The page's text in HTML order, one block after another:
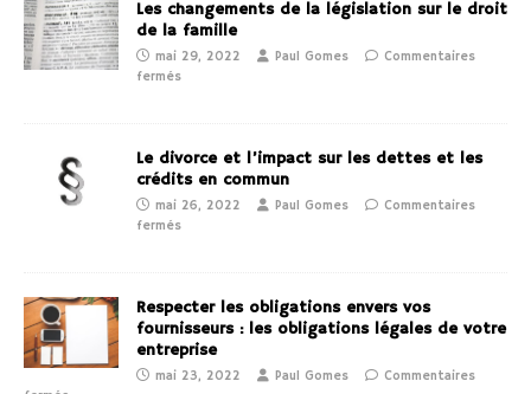
Les changements de la législation sur le droit
de la famille
mai 29, 2022 Paul Gomes
Commentaires
fermés
Le divorce et l’impact sur les dettes et les
crédits en commun
mai 26, 2022 Paul Gomes
Commentaires
fermés
Respecter les obligations envers vos
fournisseurs : les obligations légales de votre
entreprise
mai 23, 2022 Paul Gomes
Commentaires